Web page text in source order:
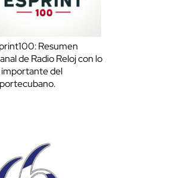
Resumen
de Radio Reloj con lo
importante del